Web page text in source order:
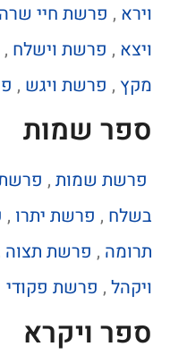
וירא , פרשת חיי שרה
ויצא , פרשת וישלח ,
מקץ , פרשת ויגש ,
ספר שמות
פרשת שמות ,
בשלח , פרשת יתרו ,
תרומה , פרשת תצוה
ויקהל , פרשת פקודי
ספר ויקרא